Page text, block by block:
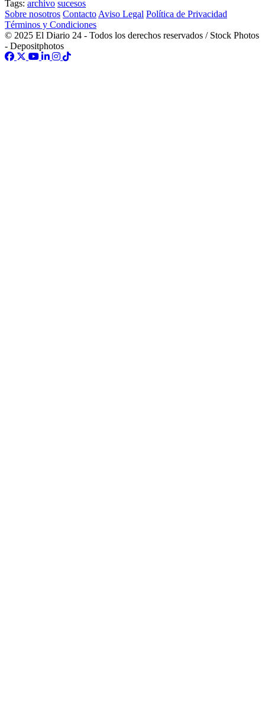
Tags: archivo sucesos
Sobre nosotros Contacto Aviso Legal Política de Privacidad
Términos y Condiciones
© 2025 El Diario 24 - Todos los derechos reservados / Stock Photos
- Depositphotos